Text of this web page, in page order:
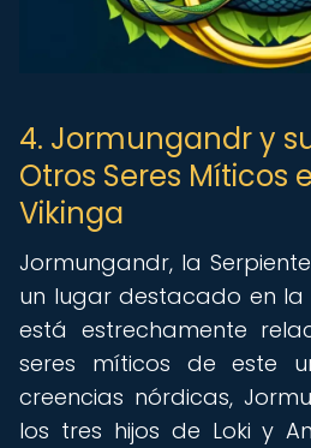
4. Jormungandr y
Otros Seres Míticos
Vikinga
Jormungandr, la
un lugar destacado en
está estrechamente
seres míticos de este
creencias nórdicas,
los tres hijos de Loki y